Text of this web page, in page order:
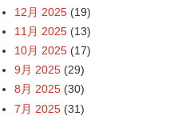
12月 2025 (19)
11月 2025 (13)
10月 2025 (17)
9月 2025 (29)
8月 2025 (30)
7月 2025 (31)